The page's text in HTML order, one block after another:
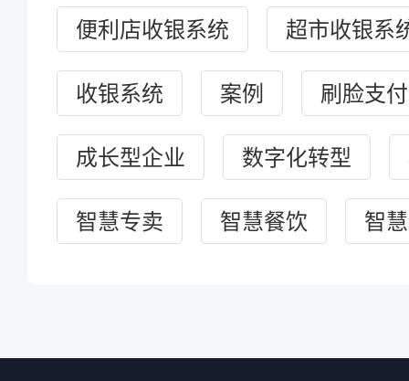
便利店收银系统 超市收银系
收银系统 案例 刷脸支付
成长型企业 数字化转型
智慧专卖 智慧餐饮 智